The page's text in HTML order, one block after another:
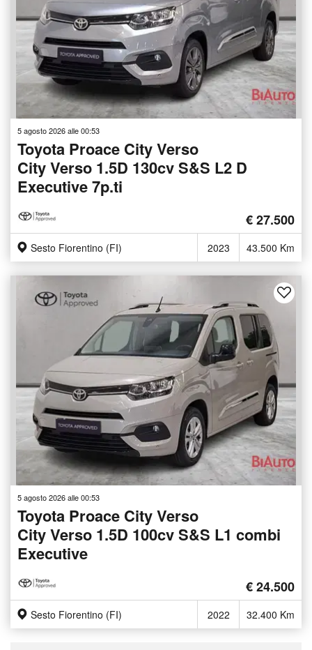
5 agosto 2026 alle 00:53
Toyota Proace City Verso
City Verso 1.5D 130cv S&S L2 D
Executive 7p.ti
€ 27.500
Sesto Fiorentino (FI) 2023 43.500 Km
5 agosto 2026 alle 00:53
Toyota Proace City Verso
City Verso 1.5D 100cv S&S L1 combi
Executive
€ 24.500
Sesto Fiorentino (FI) 2022 32.400 Km